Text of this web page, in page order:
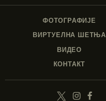
ФОТОГРАФИЈЕ
ВИРТУЕЛНА ШЕТЊА
ВИДЕО
КОНТАКТ